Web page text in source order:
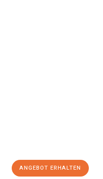
ANGEBOT ERHALTEN